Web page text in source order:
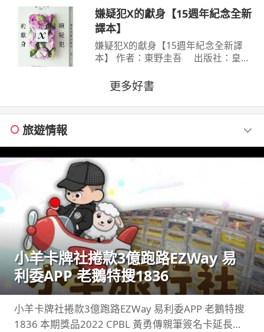
00:00:00 每天都進步1%，一年後，你
會進步37倍；每天都退步1%，一年
後，你會弱化到趨近於0！你的
嫌疑犯X的獻身【15週年紀念全新
譯本】
嫌疑犯X的獻身【15週年紀念全新譯
本】 作者：東野圭吾 出版社：皇冠
00:00:00 有一種愛情，永遠不會說出
「我愛妳」， 卻比任何關係都更刻骨
銘心…… 東野圭吾：在本格推理的
更多好書
旅遊情報
小羊卡牌社捲款3億跑路EZWay 易
利委APP 老鵝特搜1836
小羊卡牌社捲款3億跑路EZWay 易利委APP 老鵝特搜
1836 本期獎品2022 CPBL 黃勇傳親筆簽名卡延長至8